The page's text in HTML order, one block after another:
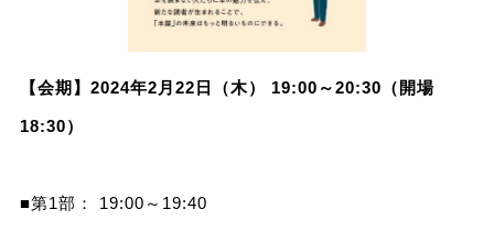
【会期】2024年2月22日（木） 19:00～20:30（開場
18:30）
■第1部： 19:00～19:40